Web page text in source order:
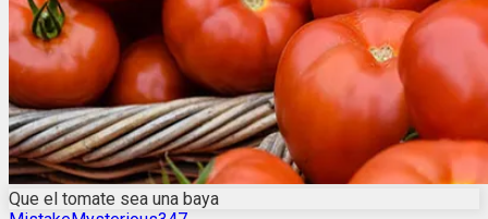
Que el tomate sea una baya